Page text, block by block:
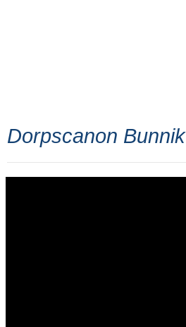
Dorpscanon Bunnik